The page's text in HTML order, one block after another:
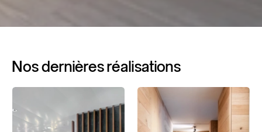
Nosdernièresréalisations